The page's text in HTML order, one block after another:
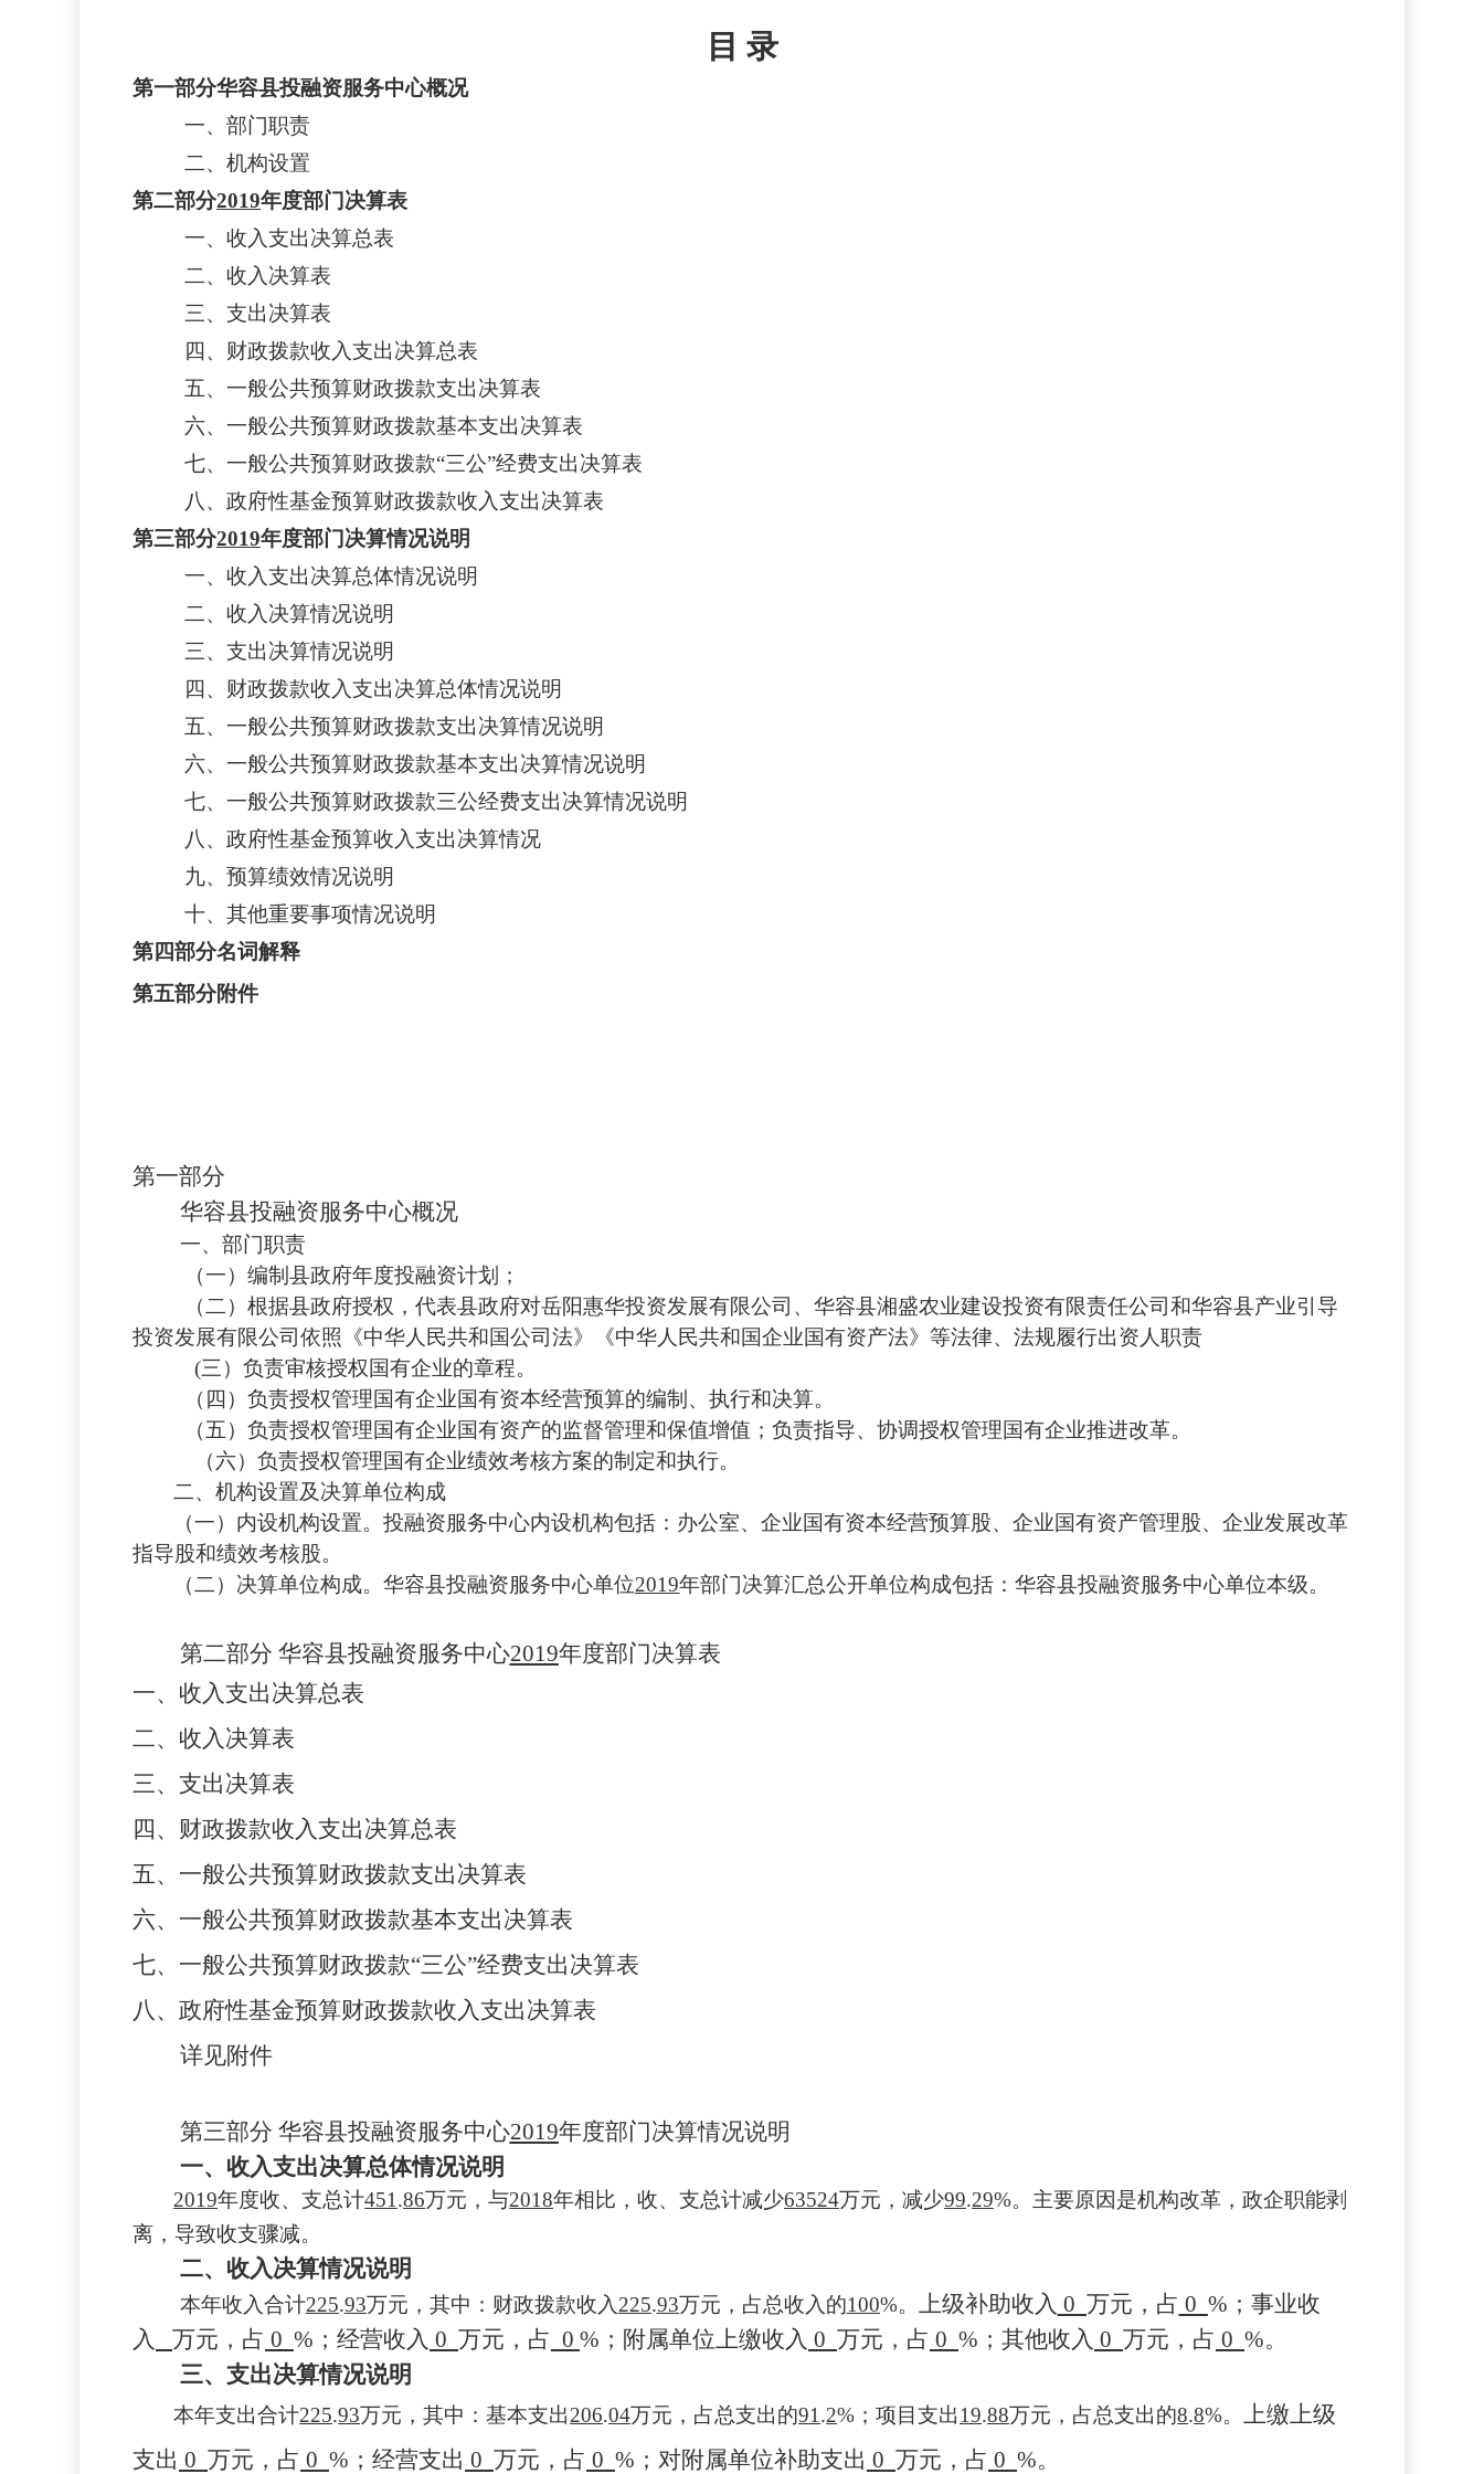
目 录
第一部分华容县投融资服务中心概况
一、部门职责
二、机构设置
第二部分2019年度部门决算表
一、收入支出决算总表
二、收入决算表
三、支出决算表
四、财政拨款收入支出决算总表
五、一般公共预算财政拨款支出决算表
六、一般公共预算财政拨款基本支出决算表
七、一般公共预算财政拨款“三公”经费支出决算表
八、政府性基金预算财政拨款收入支出决算表
第三部分2019年度部门决算情况说明
一、收入支出决算总体情况说明
二、收入决算情况说明
三、支出决算情况说明
四、财政拨款收入支出决算总体情况说明
五、一般公共预算财政拨款支出决算情况说明
六、一般公共预算财政拨款基本支出决算情况说明
七、一般公共预算财政拨款三公经费支出决算情况说明
八、政府性基金预算收入支出决算情况
九、预算绩效情况说明
十、其他重要事项情况说明
第四部分名词解释
第五部分附件
第一部分
华容县投融资服务中心概况
一、 部门职责
（一） 编制县政府年度投融资计划；
（二） 根据县政府授权，代表县政府对岳阳惠华投资发展有限公司、华容县湘盛农业建设投资有限责任公司和华容县产业引导
投资发展有限公司依照《中华人民共和国公司法》《中华人民共和国企业国有资产法》等法律、法规履行出资人职责
(三） 负责审核授权国有企业的章程。
（四） 负责授权管理国有企业国有资本经营预算的编制、执行和决算。
（五）负责授权管理国有企业国有资产的监督管理和保值增值；负责指导、协调授权管理国有企业推进改革。
（六）负责授权管理国有企业绩效考核方案的制定和执行。
二、机构设置及决算单位构成
（一）内设机构设置。投融资服务中心内设机构包括： 办公室、企业国有资本经营预算股、企业国有资产管理股、企业发展改革
指导股和绩效考核股。
（二）决算单位构成。华容县投融资服务中心单位2019年部门决算汇总公开单位构成包括：华容县投融资服务中心单位本级。
第二部分 华容县投融资服务中心2019年度部门决算表
一、收入支出决算总表
二、收入决算表
三、支出决算表
四、财政拨款收入支出决算总表
五、一般公共预算财政拨款支出决算表
六、一般公共预算财政拨款基本支出决算表
七、一般公共预算财政拨款“三公”经费支出决算表
八、政府性基金预算财政拨款收入支出决算表
详见附件
第三部分 华容县投融资服务中心2019年度部门决算情况说明
一、收入支出决算总体情况说明
2019年度收、支总计451 .86万元，与2018年相比，收、支总计减少63524万元，减少99.29%。 主要原因是机构改革，政企职能剥
离，导致收支骤减。
二、收入决算情况说明
本年收入合计225.93万元，其中：财政拨款收入 225.93万元，占总收入的100%。 上级补助收入 0 万元，占 0 % ；事业收
入
万元，占 0 % ；经营收入 0 万元，占 0 % ；附属单位上缴收入 0 万元，占 0 % ；其他收入 0 万元，占 0 %。
三、支出决算情况说明
本年支出合计225.93万元，其中：基本支出206.04万元， 占总支出的91 .2% ；项目支出19.88万元，占总支出的8.8%。 上缴上级
支出 0 万元，占 0 % ；经营支出 0 万元，占 0 % ；对附属单位补助支出 0 万元，占 0 %。